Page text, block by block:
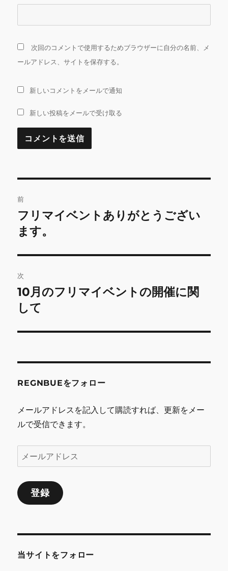
次回のコメントで使用するためブラウザーに自分の名前、メ
ールアドレス、サイトを保存する。
新しいコメントをメールで通知
新しい投稿をメールで受け取る
稿
ナ
ビ
ゲ
ー
シ
ン
前
前
の
稿:
フリマイベントありがとうござい
ます。
次
次
の
稿:
10月のフリマイベントの開催に関
して
REGNBUEをフォロー
メールアドレスを記入して購読すれば、更新をメー
ルで受信できます。
ー
ル
ア
ス
登録
当サイトをフォロー